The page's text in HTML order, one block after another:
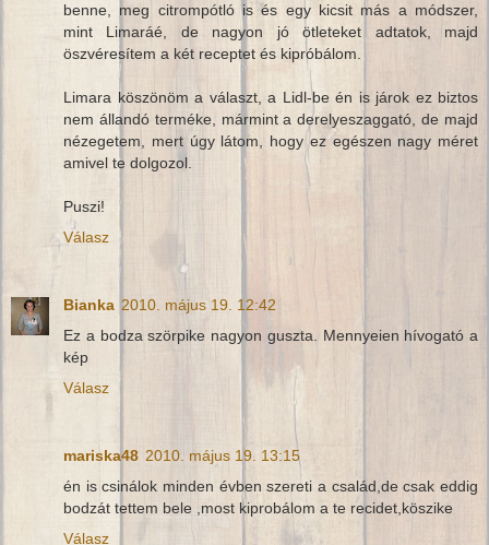
benne, meg citrompótló is és egy kicsit más a módszer,
mint Limaráé, de nagyon jó ötleteket adtatok, majd
öszvéresítem a két receptet és kipróbálom.
Limara köszönöm a választ, a Lidl-be én is járok ez biztos
nem állandó terméke, mármint a derelyeszaggató, de majd
nézegetem, mert úgy látom, hogy ez egészen nagy méret
amivel te dolgozol.
Puszi!
Válasz
Bianka 2010. május 19. 12:42
Ez a bodza szörpike nagyon guszta. Mennyeien hívogató a
kép
Válasz
mariska48 2010. május 19. 13:15
én is csinálok minden évben szereti a család,de csak eddig
bodzát tettem bele ,most kiprobálom a te recidet,köszike
Válasz